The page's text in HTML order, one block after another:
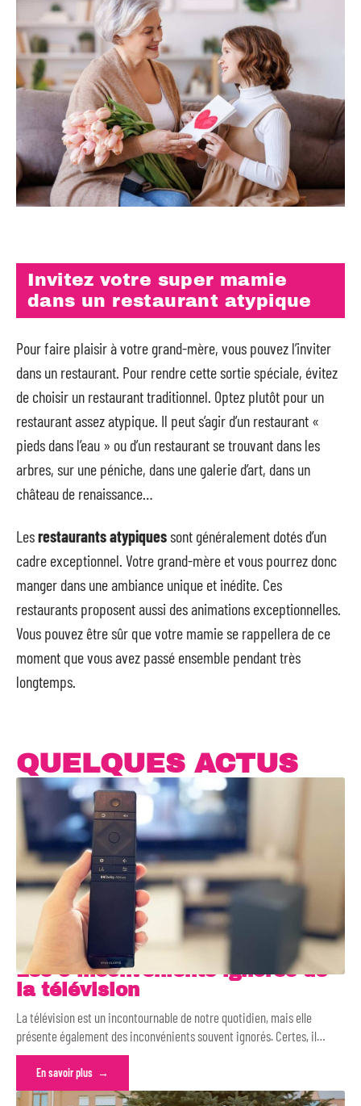
Invitez votre super mamie
dans un restaurant atypique
Pour faire plaisir à votre grand-mère, vous pouvez l’inviter
dans un restaurant. Pour rendre cette sortie spéciale, évitez
de choisir un restaurant traditionnel. Optez plutôt pour un
restaurant assez atypique. Il peut s’agir d’un restaurant «
pieds dans l’eau » ou d’un restaurant se trouvant dans les
arbres, sur une péniche, dans une galerie d’art, dans un
château de renaissance…
Lesrestaurants atypiquessont généralement dotés d’un
cadre exceptionnel. Votre grand-mère et vous pourrez donc
manger dans une ambiance unique et inédite. Ces
restaurants proposent aussi des animations exceptionnelles.
Vous pouvez être sûr que votre mamie se rappellera de ce
moment que vous avez passé ensemble pendant très
longtemps.
QUELQUES ACTUS
Les 5 inconvénients ignorés de
la télévision
La télévision est un incontournable de notre quotidien, mais elle
présente également des inconvénients souvent ignorés. Certes, il…
En savoir plus